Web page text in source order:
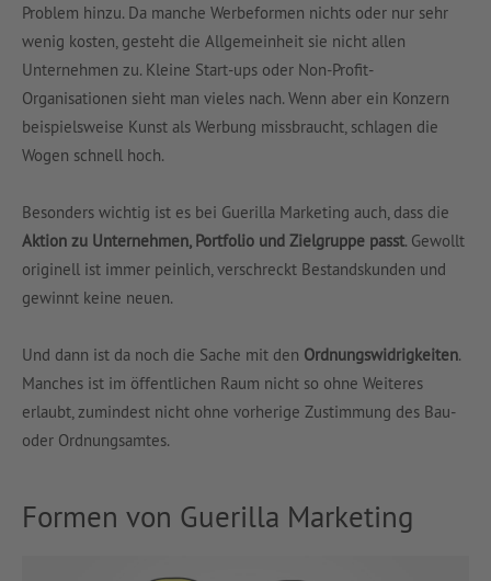
Problem hinzu. Da manche Werbeformen nichts oder nur sehr
wenig kosten, gesteht die Allgemeinheit sie nicht allen
Unternehmen zu. Kleine Start-ups oder Non-Profit-
Organisationen sieht man vieles nach. Wenn aber ein Konzern
beispielsweise Kunst als Werbung missbraucht, schlagen die
Wogen schnell hoch.
Besonders wichtig ist es bei Guerilla Marketing auch, dass die
Aktion zu Unternehmen, Portfolio und Zielgruppe passt. Gewollt
originell ist immer peinlich, verschreckt Bestandskunden und
gewinnt keine neuen.
Und dann ist da noch die Sache mit den Ordnungswidrigkeiten.
Manches ist im öffentlichen Raum nicht so ohne Weiteres
erlaubt, zumindest nicht ohne vorherige Zustimmung des Bau-
oder Ordnungsamtes.
Formen von Guerilla Marketing